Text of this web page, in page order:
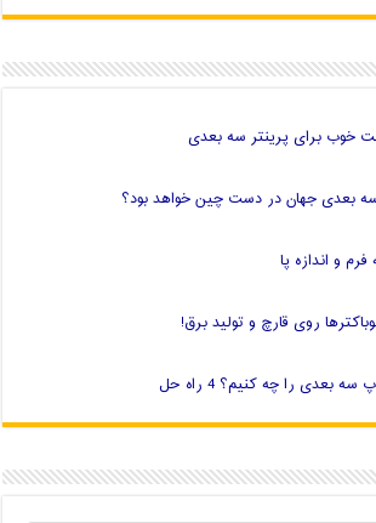
خوب برای پرینتر سه بعدی
بعدی جهان در دست چین خواهد بود؟
و اندازه پا
روی قارچ و تولید برق!
بعدی را چه کنیم؟ 4 راه حل